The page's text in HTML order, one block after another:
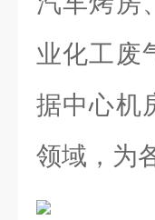
业化工废
据中心机
领域，为